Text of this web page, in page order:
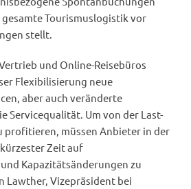
Tourismuslogistik vor
stellt.
und Online-Reisebüros
Flexibilisierung neue
aber auch veränderte
Servicequalität. Um von der Last-
profitieren, müssen Anbieter in der
Zeit auf
Kapazitätsänderungen zu
Lawther, Vizepräsident bei